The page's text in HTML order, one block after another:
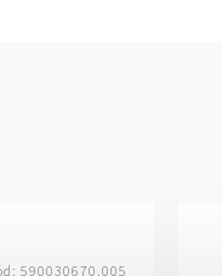
590030670.005